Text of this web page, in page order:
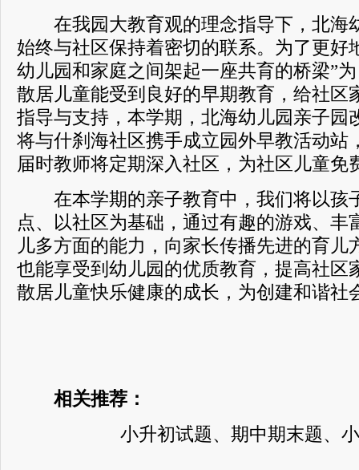
在我园大教育观的理念指导下，北海
始终与社区保持着密切的联系。为了更好
幼儿园和家庭之间架起一座共育的桥梁”
散居儿童能受到良好的早期教育，给社区
指导与支持，本学期，北海幼儿园亲子园
将与什刹海社区携手成立园外早教活动站
届时教师将定期深入社区，为社区儿童免
在本学期的亲子教育中，我们将以孩
点、以社区为基础，通过有趣的游戏、丰
儿多方面的能力，向家长传播先进的育儿
也能享受到幼儿园的优质教育，提高社区
散居儿童快乐健康的成长，为创建和谐社
相关推荐：
小升初试题、期中期末题、